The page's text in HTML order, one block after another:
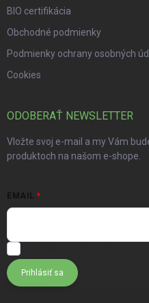
BIO certifikácia
Obchodné podmienky
Podmienky ochrany osobných
Cookies
ODOBERAŤ NEWSLETTER
Vložte svoj e-mail a my Vám
produktoch na našom e-shope.
EMAIL
Prihlásiť sa